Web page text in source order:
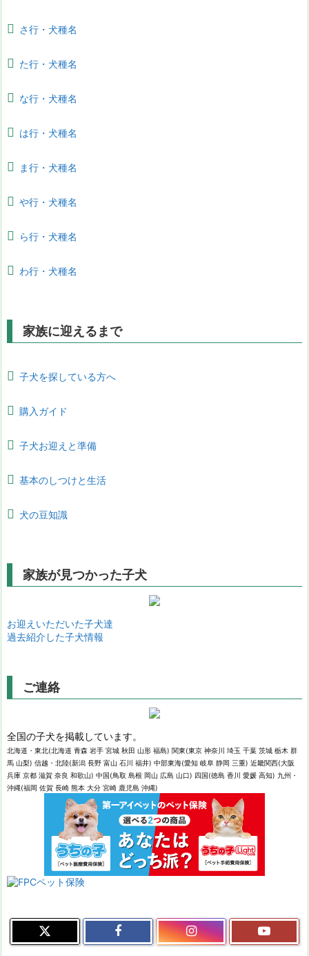
さ行・犬種名
た行・犬種名
な行・犬種名
は行・犬種名
ま行・犬種名
や行・犬種名
ら行・犬種名
わ行・犬種名
家族に迎えるまで
子犬を探している方へ
購入ガイド
子犬お迎えと準備
基本のしつけと生活
犬の豆知識
家族が見つかった子犬
お迎えいただいた子犬達
過去紹介した子犬情報
ご連絡
全国の子犬を掲載しています。
北海道・東北(北海道 青森 岩手 宮城 秋田 山形 福島) 関東(東京 神奈川 埼玉 千葉 茨城 栃木 群
馬 山梨) 信越・北陸(新潟 長野 富山 石川 福井) 中部東海(愛知 岐阜 静岡 三重) 近畿関西(大阪
兵庫 京都 滋賀 奈良 和歌山) 中国(鳥取 島根 岡山 広島 山口) 四国(徳島 香川 愛媛 高知) 九州・
沖縄(福岡 佐賀 長崎 熊本 大分 宮崎 鹿児島 沖縄)